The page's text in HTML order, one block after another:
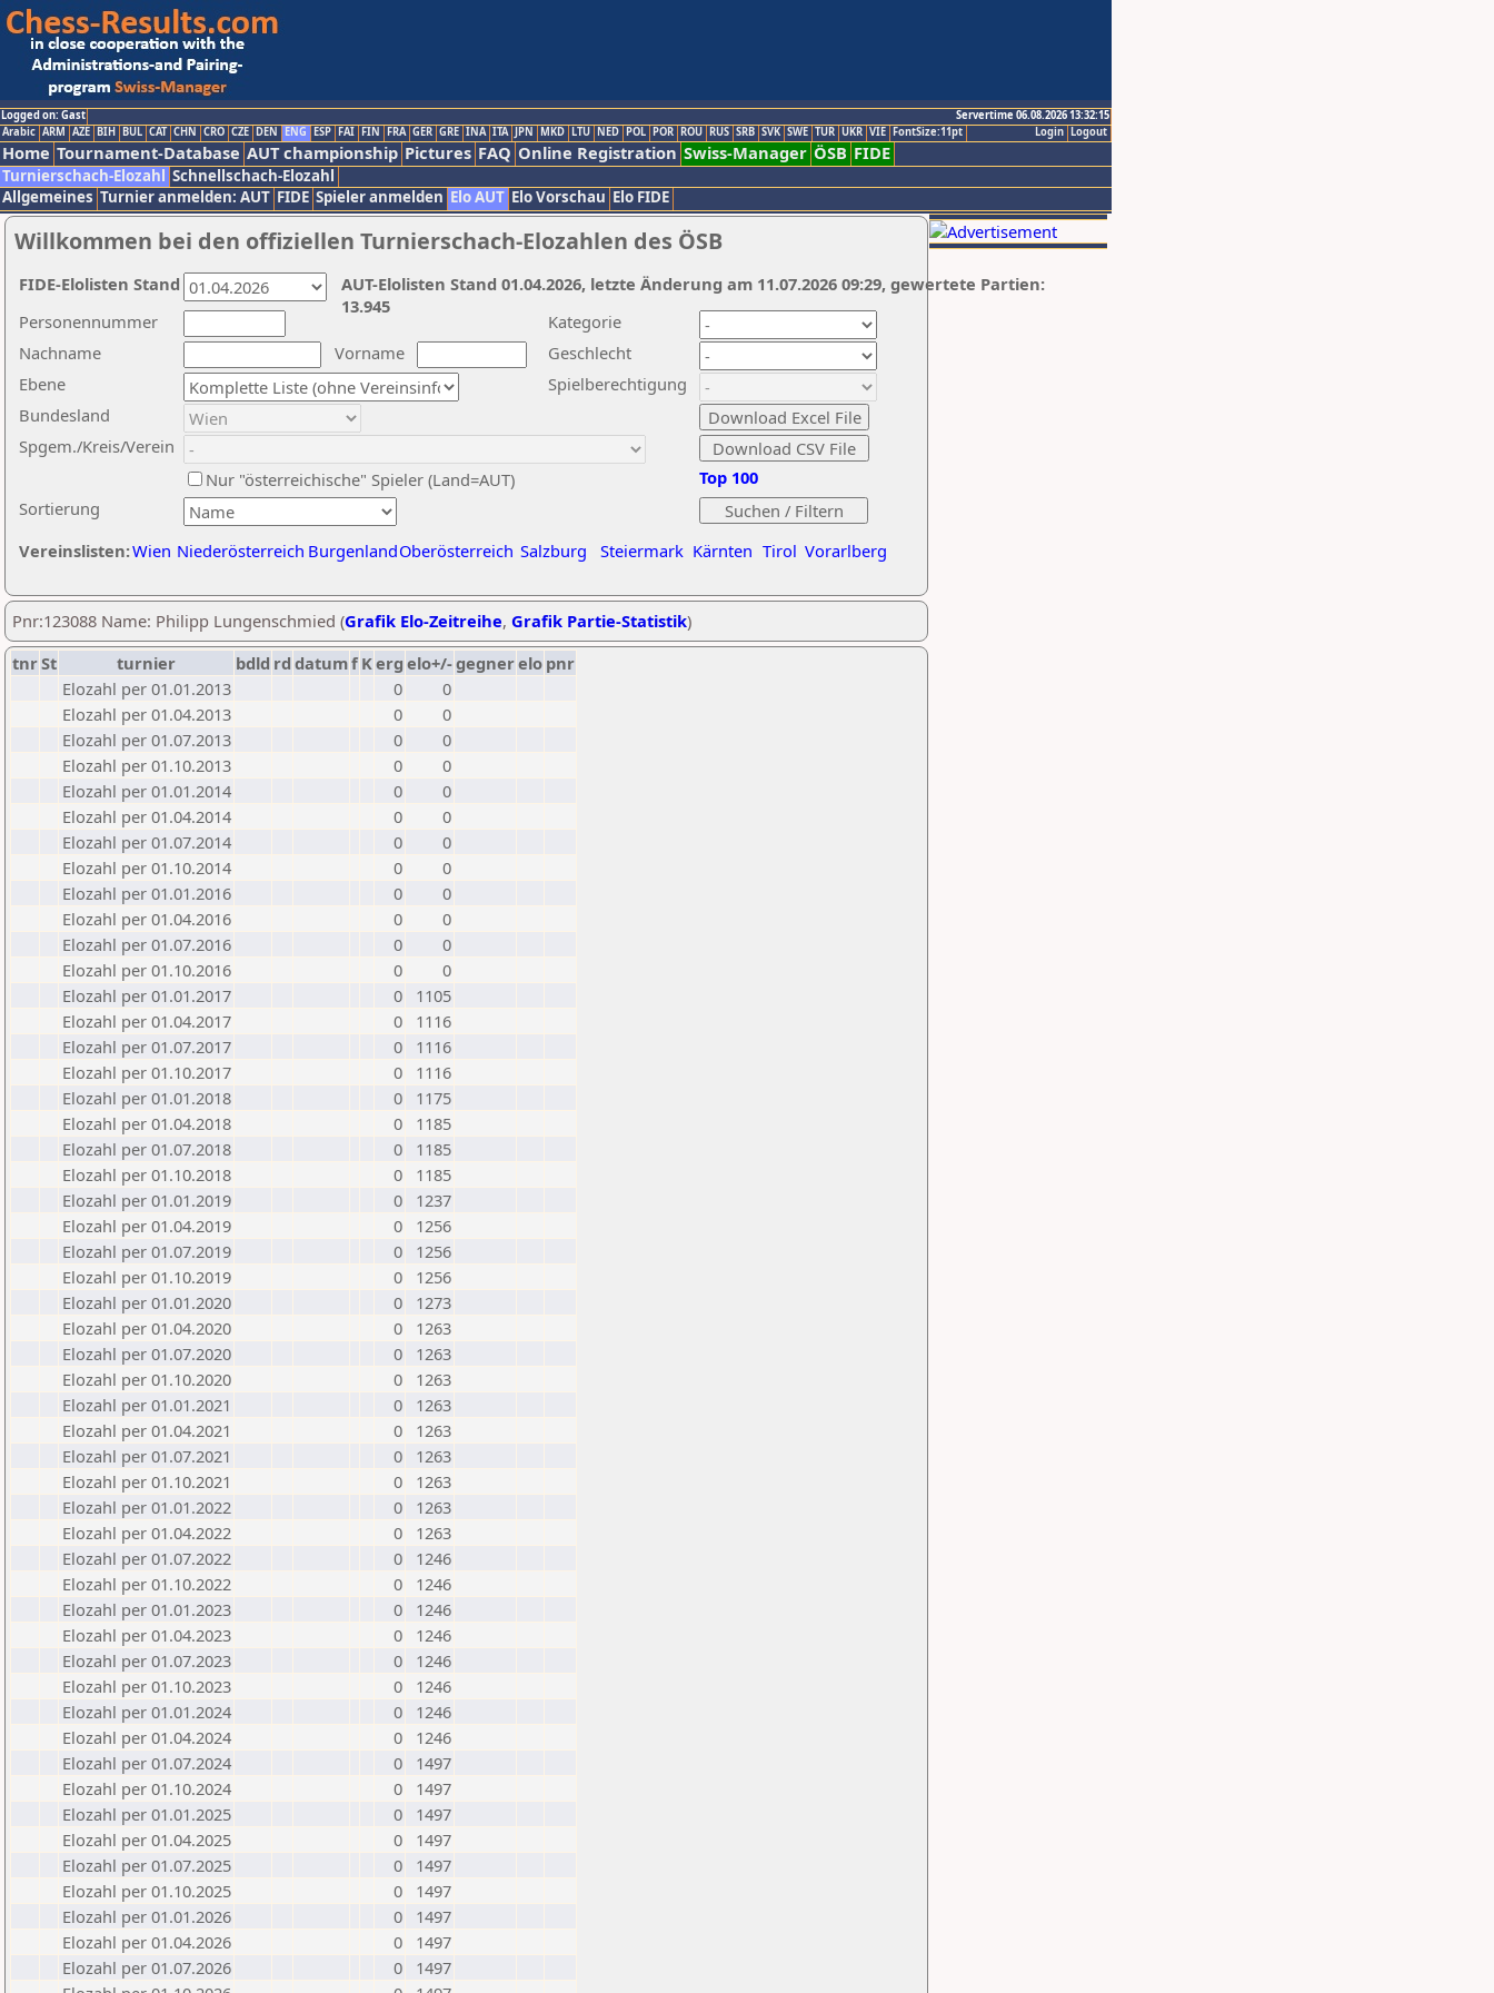
Logged on: Gast
Servertime 06.08.2026 13:32:15
Logout
Login
Arabic ARM AZE BIH BUL CAT CHN CRO CZE DEN ENG ESP FAI FIN FRA GER GRE INA ITA JPN MKD LTU NED POL POR ROU RUS SRB SVK SWE TUR UKR VIE FontSize:11pt
Home Tournament-Database AUT championship Pictures FAQ Online Registration Swiss-Manager ÖSB FIDE
Turnierschach-Elozahl Schnellschach-Elozahl
Allgemeines Turnier anmelden: AUT FIDE Spieler anmelden Elo AUT Elo Vorschau Elo FIDE
Willkommen bei den offiziellen Turnierschach-Elozahlen des ÖSB
Nachname
Vorname
Ebene
Kategorie
Sortierung
Personennummer
Bundesland
Spgem./Kreis/Verein
Geschlecht
Nur "österreichische" Spieler (Land=AUT)
Spielberechtigung
Vereinslisten:Wien Niederösterreich BurgenlandOberösterreich Salzburg Steiermark Kärnten Tirol Vorarlberg
Top 100
AUT-Elolisten Stand 01.04.2026, letzte Änderung am 11.07.2026 09:29, gewertete Partien:
13.945
FIDE-Elolisten Stand
Pnr:123088 Name: Philipp Lungenschmied (Grafik Elo-Zeitreihe, Grafik Partie-Statistik)
tnrSt turnier bdld rd datumf Kerg elo+/-gegnerelo pnr
Elozahl per 01.01.2013
0
0
Elozahl per 01.04.2013
0
0
Elozahl per 01.07.2013
0
0
Elozahl per 01.10.2013
0
0
Elozahl per 01.01.2014
0
0
Elozahl per 01.04.2014
0
0
Elozahl per 01.07.2014
0
0
Elozahl per 01.10.2014
0
0
Elozahl per 01.01.2016
0
0
Elozahl per 01.04.2016
0
0
Elozahl per 01.07.2016
0
0
Elozahl per 01.10.2016
0
0
Elozahl per 01.01.2017
0
1105
Elozahl per 01.04.2017
0
1116
Elozahl per 01.07.2017
0
1116
Elozahl per 01.10.2017
0
1116
Elozahl per 01.01.2018
0
1175
Elozahl per 01.04.2018
0
1185
Elozahl per 01.07.2018
0
1185
Elozahl per 01.10.2018
0
1185
Elozahl per 01.01.2019
0
1237
Elozahl per 01.04.2019
0
1256
Elozahl per 01.07.2019
0
1256
Elozahl per 01.10.2019
0
1256
Elozahl per 01.01.2020
0
1273
Elozahl per 01.04.2020
0
1263
Elozahl per 01.07.2020
0
1263
Elozahl per 01.10.2020
0
1263
Elozahl per 01.01.2021
0
1263
Elozahl per 01.04.2021
0
1263
Elozahl per 01.07.2021
0
1263
Elozahl per 01.10.2021
0
1263
Elozahl per 01.01.2022
0
1263
Elozahl per 01.04.2022
0
1263
Elozahl per 01.07.2022
0
1246
Elozahl per 01.10.2022
0
1246
Elozahl per 01.01.2023
0
1246
Elozahl per 01.04.2023
0
1246
Elozahl per 01.07.2023
0
1246
Elozahl per 01.10.2023
0
1246
Elozahl per 01.01.2024
0
1246
Elozahl per 01.04.2024
0
1246
Elozahl per 01.07.2024
0
1497
Elozahl per 01.10.2024
0
1497
Elozahl per 01.01.2025
0
1497
Elozahl per 01.04.2025
0
1497
Elozahl per 01.07.2025
0
1497
Elozahl per 01.10.2025
0
1497
Elozahl per 01.01.2026
0
1497
Elozahl per 01.04.2026
0
1497
Elozahl per 01.07.2026
0
1497